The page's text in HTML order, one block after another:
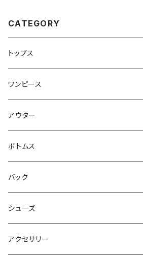
CATEGORY
トップス
Tシャツ・カットソー
キャミソール・タンクトップ
シャツ・ブラウス
パーカー・トレーナー
裏起毛
サマーニット
その他
ワンピース
ミニ
ヒザ丈
マキシ丈
オールインワン
セットアップ
アウター
ジャケット
中綿
ブルゾン
カーデ・ベスト
ベスト
その他
ボトムス
スカート
フレアー
プリーツ
パンツ
スウェット
デニム
バック
ショルダー
クラッチ
シューズ
ブーツ
アクセサリー